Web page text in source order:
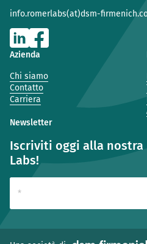
info.romerlabs(at)dsm-
Azienda
Chi siamo
Contatto
Carriera
Newsletter
Iscriviti oggi alla nostra
Labs!